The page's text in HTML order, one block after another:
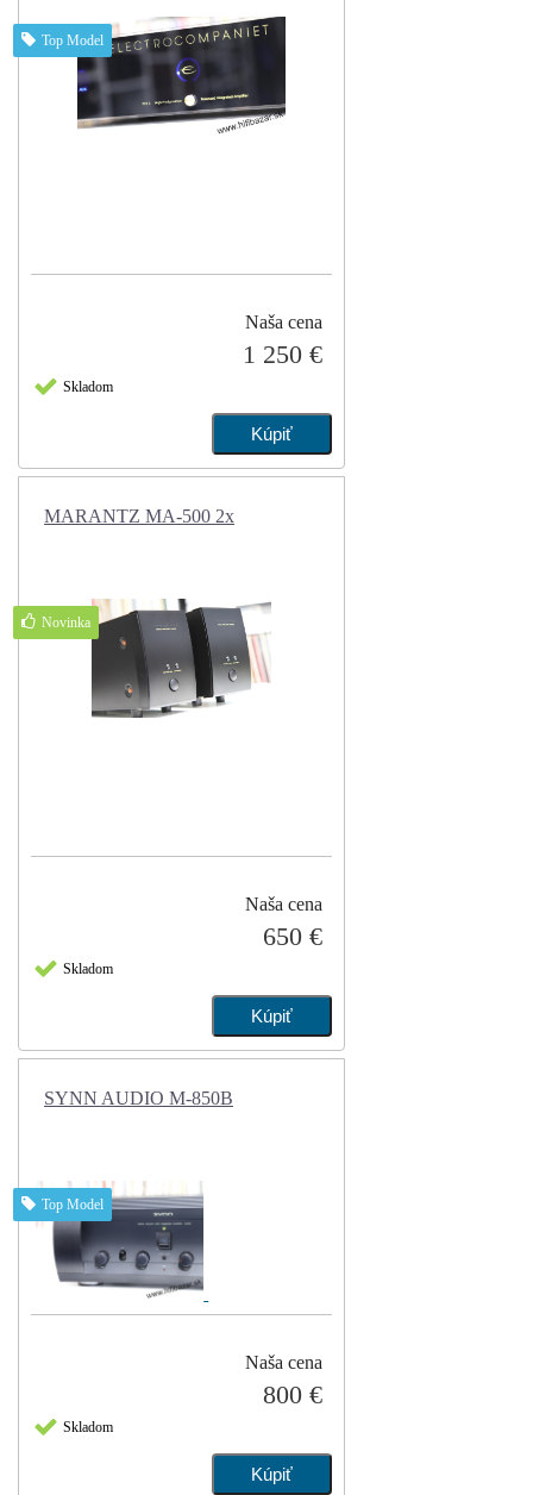
Naša cena
1 250 €
Skladom
Top Model
MARANTZ MA-500 2x
Naša cena
650 €
Skladom
Novinka
SYNN AUDIO M-850B
Naša cena
800 €
Skladom
Top Model